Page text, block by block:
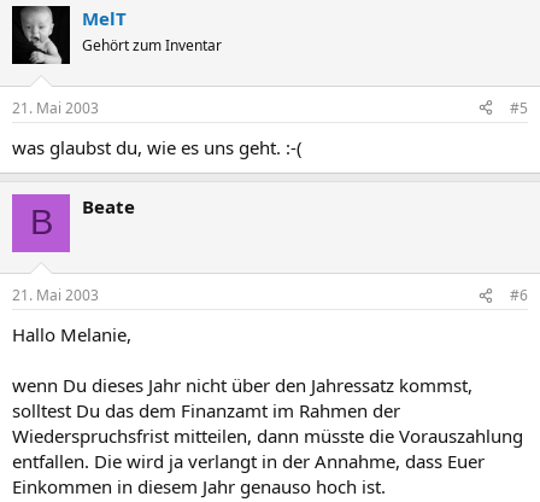
MelT
Gehört zum Inventar
21. Mai 2003 #5
was glaubst du, wie es uns geht. :-(
B Beate
21. Mai 2003 #6
Hallo Melanie,
wenn Du dieses Jahr nicht über den Jahressatz kommst,
solltest Du das dem Finanzamt im Rahmen der
Wiederspruchsfrist mitteilen, dann müsste die Vorauszahlung
entfallen. Die wird ja verlangt in der Annahme, dass Euer
Einkommen in diesem Jahr genauso hoch ist.